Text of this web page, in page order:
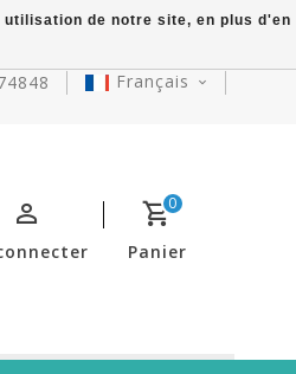
Français
0
Panier
de notre site, en plus d'en